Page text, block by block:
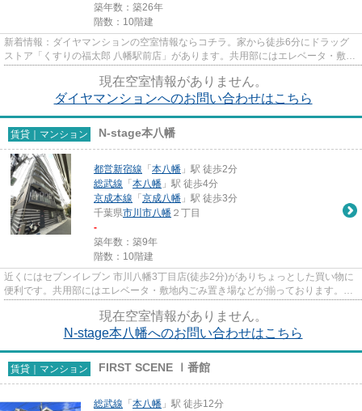
築年数：築26年
階数：10階建
新着情報：ダイヤマンションの空室情報ならコチラ。家から徒歩6分にドラッグ
ストア「くすりの福太郎 八幡駅前店」があります。共用部にはエレベータ・敷地
現在空室情報がありません。
ダイヤマンションへのお問い合わせはこちら
賃貸｜マンション N-stage本八幡
都営新宿線 「 本八幡 」駅 徒歩2分
総武線 「 本八幡 」駅 徒歩4分
京成本線 「 京成八幡 」駅 徒歩3分
千葉県市川市八幡 ２丁目
-
築年数：築9年
階数：10階建
近くにはセブンイレブン 市川八幡3丁目店(徒歩2分)がありちょっとした買い物に
便利です。共用部にはエレベータ・敷地内ごみ置き場などが揃っております。満
現在空室情報がありません。
N-stage本八幡へのお問い合わせはこちら
賃貸｜マンション FIRST SCENE Ⅰ番館
総武線 「 本八幡 」駅 徒歩12分